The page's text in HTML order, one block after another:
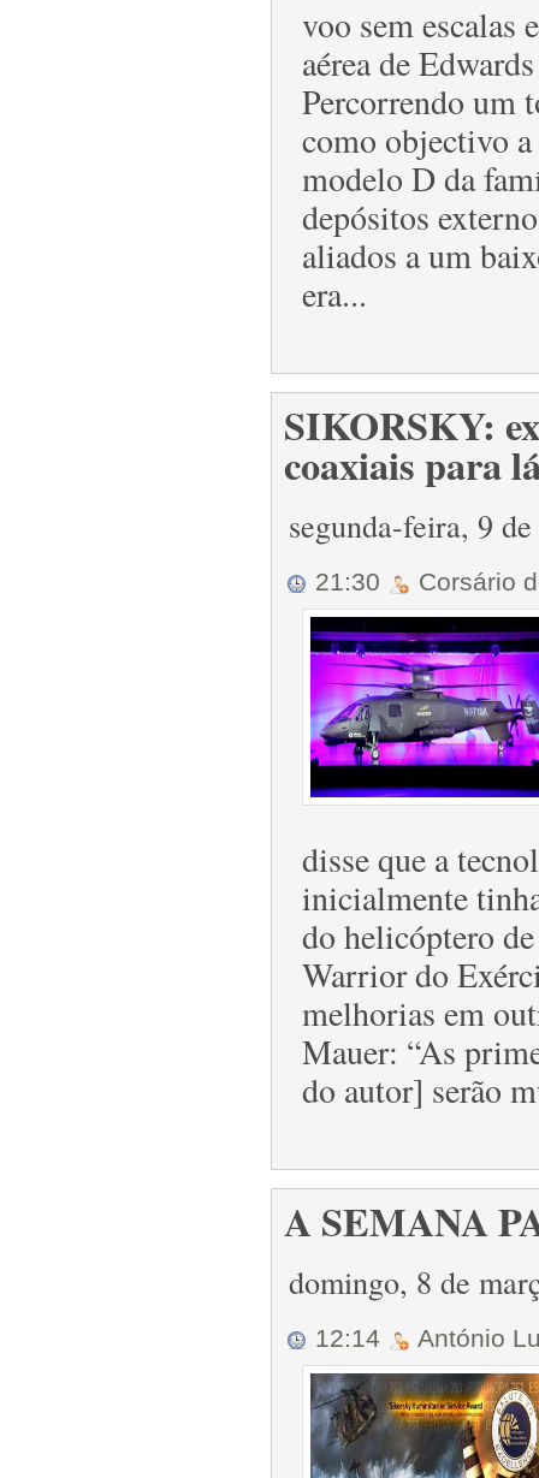
voo sem escalas
aérea de
Percorrendo um
como objectivo a
modelo D da
depósitos
aliados a um
era...
SIKORSKY:
coaxiais para
segunda-feira, 9
21:30 Corsário
disse que a
inicialmente
do helicóptero
Warrior do
melhorias em
Mauer: “As
do autor] serão
A SEMANA
domingo, 8 de
12:14 António